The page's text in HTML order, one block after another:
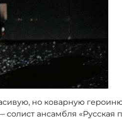
но коварную
ансамбля «Русская